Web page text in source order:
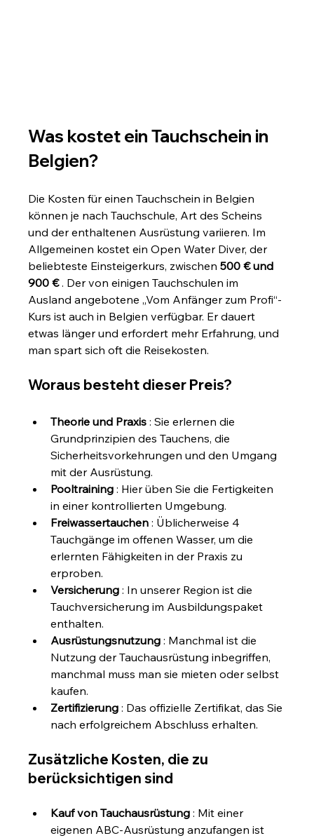
Was kostet ein Tauchschein in
Belgien?
Die Kosten für einen Tauchschein in Belgien
können je nach Tauchschule, Art des Scheins
und der enthaltenen Ausrüstung variieren. Im
Allgemeinen kostet ein Open Water Diver, der
beliebteste Einsteigerkurs, zwischen 500 € und
900 € . Der von einigen Tauchschulen im
Ausland angebotene „Vom Anfänger zum Profi“-
Kurs ist auch in Belgien verfügbar. Er dauert
etwas länger und erfordert mehr Erfahrung, und
man spart sich oft die Reisekosten.
Woraus besteht dieser Preis?
Theorie und Praxis : Sie erlernen die
Grundprinzipien des Tauchens, die
Sicherheitsvorkehrungen und den Umgang
mit der Ausrüstung.
Pooltraining : Hier üben Sie die Fertigkeiten
in einer kontrollierten Umgebung.
Freiwassertauchen : Üblicherweise 4
Tauchgänge im offenen Wasser, um die
erlernten Fähigkeiten in der Praxis zu
erproben.
Versicherung : In unserer Region ist die
Tauchversicherung im Ausbildungspaket
enthalten.
Ausrüstungsnutzung : Manchmal ist die
Nutzung der Tauchausrüstung inbegriffen,
manchmal muss man sie mieten oder selbst
kaufen.
Zertifizierung : Das offizielle Zertifikat, das Sie
nach erfolgreichem Abschluss erhalten.
Zusätzliche Kosten, die zu
berücksichtigen sind
Kauf von Tauchausrüstung : Mit einer
eigenen ABC-Ausrüstung anzufangen ist